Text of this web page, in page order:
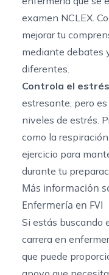
examen NCLEX.
mejorar tu
mediante debates
diferentes.
Controla el
estresante, pero
niveles de estrés.
como la
ejercicio para
durante tu
Más información
Enfermería en FVI
Si estás buscando
carrera en
que puede